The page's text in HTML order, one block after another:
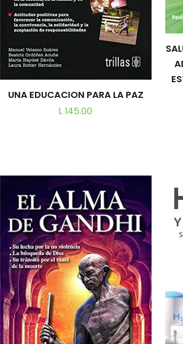
UNA EDUCACION PARA LA PAZ
L 145.00